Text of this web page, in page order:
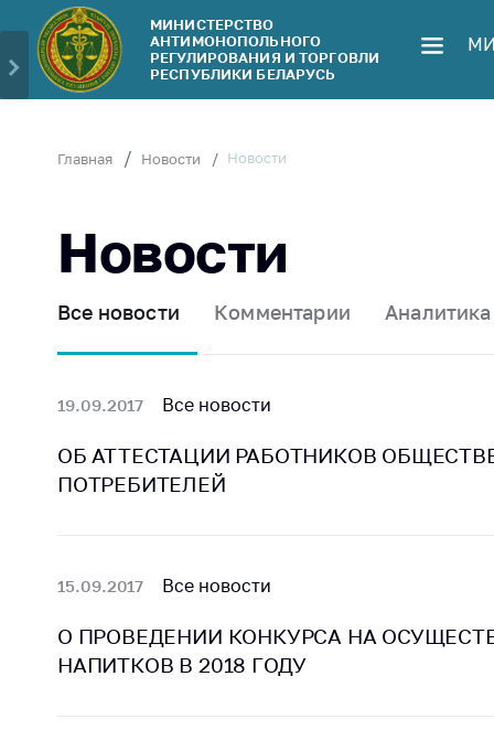
Министерство
Руководство
Министерства
Законодательство
Антикоррупционная
деятельность
консультативный
совет
Соискателям
Награждения
товарная биржа
Общественная
жизнь
МИНИСТЕРСТВО
АНТИМОНОПОЛЬНОГО
РЕГУЛИРОВАНИЯ И ТОРГОВЛИ
РЕСПУБЛИКИ БЕЛАРУСЬ
Главная Новости Новости
Новости
Все новости Комментарии Аналитика
19.09.2017 Все новости
ОБ АТТЕСТАЦИИ РАБОТНИКОВ
ПОТРЕБИТЕЛЕЙ
15.09.2017 Все новости
О ПРОВЕДЕНИИ КОНКУРСА НА
НАПИТКОВ В 2018 ГОДУ